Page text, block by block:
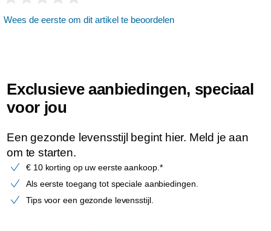
Wees de eerste om dit artikel te beoordelen
Exclusieve aanbiedingen, speciaal
voor jou
Een gezonde levensstijl begint hier. Meld je aan
om te starten.
€ 10 korting op uw eerste aankoop.*
Als eerste toegang tot speciale aanbiedingen.
Tips voor een gezonde levensstijl.